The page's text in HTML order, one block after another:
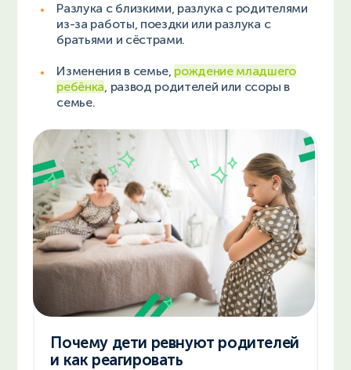
Разлука с близкими, разлука с родителями
из-за работы, поездки или разлука с
братьями и сёстрами.
Изменения в семье, рождение младшего
ребёнка , развод родителей или ссоры в
семье.
Почему дети ревнуют родителей
и как реагировать